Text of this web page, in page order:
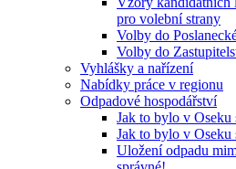
pro volební strany
Volby do
Volby do
Vyhlášky a nařízení
Nabídky práce v regionu
Odpadové hospodářství
Jak to bylo v Oseku
Jak to bylo v Oseku
Uložení odpadu